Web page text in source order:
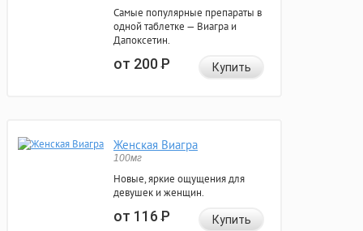
Самые популярные препараты в
одной таблетке — Виагра и
Дапоксетин.
от 200Р Купить
Женская Виагра
100мг
Новые, яркие ощущения для
девушек и женщин.
от 116Р Купить